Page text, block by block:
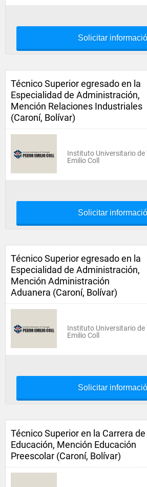
Solicitar
Técnico Superior egresado en la
Especialidad de Administración,
Mención Relaciones Industriales
(Caroní, Bolívar)
Instituto Universitario de
Emilio Coll
Solicitar
Técnico Superior egresado en la
Especialidad de Administración,
Mención Administración
Aduanera (Caroní, Bolívar)
Instituto Universitario de
Emilio Coll
Solicitar
Técnico Superior en la Carrera de
Educación, Mención Educación
Preescolar (Caroní, Bolívar)